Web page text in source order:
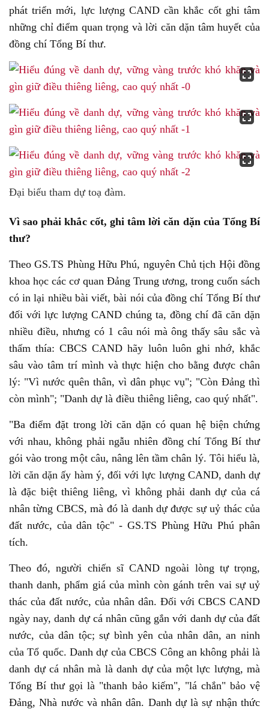
phát triển mới, lực lượng CAND cần khắc cốt ghi tâm
những chỉ điểm quan trọng và lời căn dặn tâm huyết của
đồng chí Tổng Bí thư.
Đại biểu tham dự toạ đàm.
Vì sao phải khắc cốt, ghi tâm lời căn dặn của Tổng Bí
thư?
Theo GS.TS Phùng Hữu Phú, nguyên Chủ tịch Hội đồng
khoa học các cơ quan Đảng Trung ương, trong cuốn sách
có in lại nhiều bài viết, bài nói của đồng chí Tổng Bí thư
đối với lực lượng CAND chúng ta, đồng chí đã căn dặn
nhiều điều, nhưng có 1 câu nói mà ông thấy sâu sắc và
thấm thía: CBCS CAND hãy luôn luôn ghi nhớ, khắc
sâu vào tâm trí mình và thực hiện cho bằng được chân
lý: "Vì nước quên thân, vì dân phục vụ"; "Còn Đảng thì
còn mình"; "Danh dự là điều thiêng liêng, cao quý nhất".
"Ba điểm đặt trong lời căn dặn có quan hệ biện chứng
với nhau, không phải ngẫu nhiên đồng chí Tổng Bí thư
gói vào trong một câu, nâng lên tầm chân lý. Tôi hiểu là,
lời căn dặn ấy hàm ý, đối với lực lượng CAND, danh dự
là đặc biệt thiêng liêng, vì không phải danh dự của cá
nhân từng CBCS, mà đó là danh dự được sự uỷ thác của
đất nước, của dân tộc" - GS.TS Phùng Hữu Phú phân
tích.
Theo đó, người chiến sĩ CAND ngoài lòng tự trọng,
thanh danh, phẩm giá của mình còn gánh trên vai sự uỷ
thác của đất nước, của nhân dân. Đối với CBCS CAND
ngày nay, danh dự cá nhân cũng gắn với danh dự của đất
nước, của dân tộc; sự bình yên của nhân dân, an ninh
của Tổ quốc. Danh dự của CBCS Công an không phải là
danh dự cá nhân mà là danh dự của một lực lượng, mà
Tổng Bí thư gọi là "thanh bảo kiếm", "lá chắn" bảo vệ
Đảng, Nhà nước và nhân dân. Danh dự là sự nhận thức